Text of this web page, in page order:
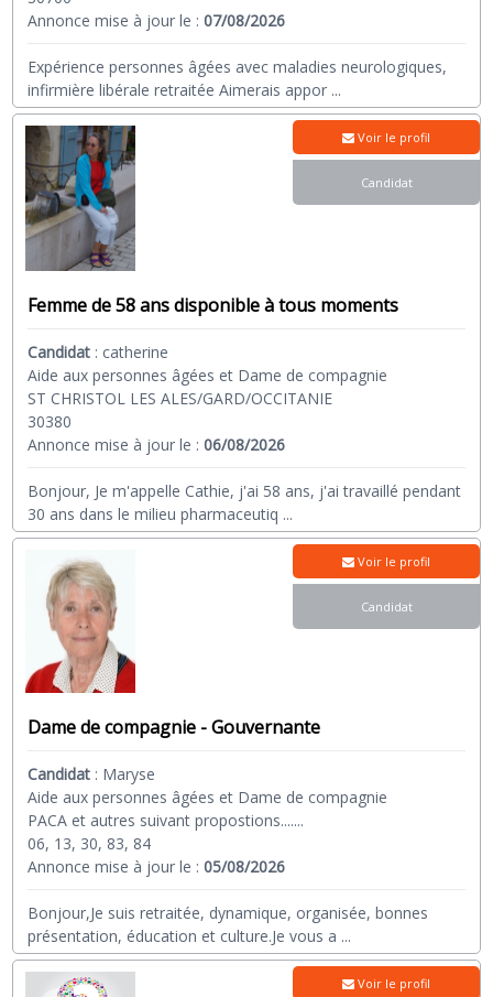
Annonce mise à jour le :07/08/2026
Expérience personnes âgées avec maladies neurologiques,
infirmière libérale retraitée Aimerais appor ...
Femme de 58 ans disponible à tous moments
Candidat : catherine
Aide aux personnes âgées et Dame de compagnie
ST CHRISTOL LES ALES/GARD/OCCITANIE
30380
Annonce mise à jour le :06/08/2026
Bonjour, Je m'appelle Cathie, j'ai 58 ans, j'ai travaillé pendant
30 ans dans le milieu pharmaceutiq ...
Voir le profil
Candidat
Dame de compagnie - Gouvernante
Candidat : Maryse
Aide aux personnes âgées et Dame de compagnie
PACA et autres suivant propostions.......
06, 13, 30, 83, 84
Annonce mise à jour le :05/08/2026
Bonjour,Je suis retraitée, dynamique, organisée, bonnes
présentation, éducation et culture.Je vous a ...
Voir le profil
Candidat
Voir le profil